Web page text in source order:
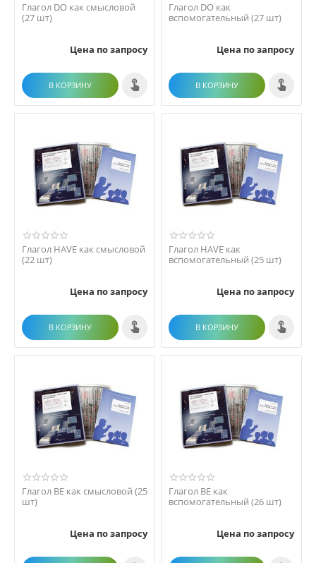
Глагол DO как смысловой
(27 шт)
Цена по запросу
В КОРЗИНУ
Глагол DO как
вспомогательный (27 шт)
Цена по запросу
В КОРЗИНУ
Глагол HAVE как смысловой
(22 шт)
Цена по запросу
В КОРЗИНУ
Глагол HAVE как
вспомогательный (25 шт)
Цена по запросу
В КОРЗИНУ
Глагол ВЕ как смысловой (25
шт)
Цена по запросу
Глагол ВЕ как
вспомогательный (26 шт)
Цена по запросу